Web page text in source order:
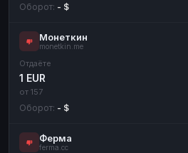
Оборот: - $
Монеткин
monetkin.me
Отдаёте
1 EUR
от 157
Оборот: - $
Ферма
ferma.cc